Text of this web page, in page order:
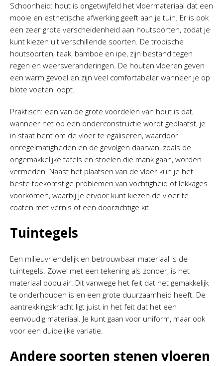
Schoonheid: hout is ongetwijfeld het vloermateriaal dat een
mooie en esthetische afwerking geeft aan je tuin. Er is ook
een zeer grote verscheidenheid aan houtsoorten, zodat je
kunt kiezen uit verschillende soorten. De tropische
houtsoorten, teak, bamboe en ipe, zijn bestand tegen
regen en weersveranderingen. De houten vloeren geven
een warm gevoel en zijn veel comfortabeler wanneer je op
blote voeten loopt.
Praktisch: een van de grote voordelen van hout is dat,
wanneer het op een onderconstructie wordt geplaatst, je
in staat bent om de vloer te egaliseren, waardoor
onregelmatigheden en de gevolgen daarvan, zoals de
ongemakkelijke tafels en stoelen die mank gaan, worden
vermeden. Naast het plaatsen van de vloer kun je het
beste toekomstige problemen van vochtigheid of lekkages
voorkomen, waarbij je ervoor kunt kiezen de vloer te
coaten met vernis of een doorzichtige kit.
Tuintegels
Een milieuvriendelijk en betrouwbaar materiaal is de
tuintegels. Zowel met een tekening als zonder, is het
materiaal populair. Dit vanwege het feit dat het gemakkelijk
te onderhouden is en een grote duurzaamheid heeft. De
aantrekkingskracht ligt juist in het feit dat het een
eenvoudig materiaal. Je kunt gaan voor uniform, maar ook
voor een duidelijke variatie.
Andere soorten stenen vloeren